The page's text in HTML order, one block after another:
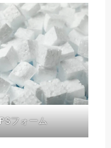
フォーム